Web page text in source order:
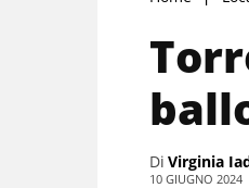
Di Virginia
10 GIUGNO 2024